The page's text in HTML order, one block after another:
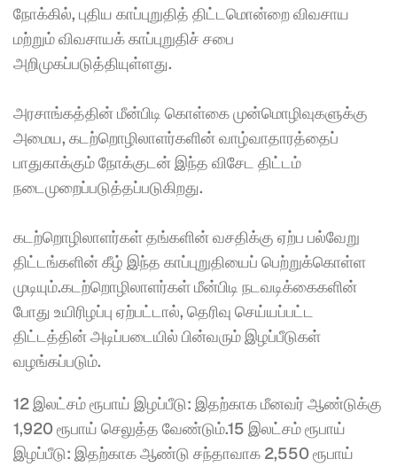
நோக்கில், புதிய காப்புறுதித் திட்டமொன்றை விவசாய
மற்றும் விவசாயக் காப்புறுதிச் சபை
அறிமுகப்படுத்தியுள்ளது.
அரசாங்கத்தின் மீன்பிடி கொள்கை முன்மொழிவுகளுக்கு
அமைய, கடற்றொழிலாளர்களின் வாழ்வாதாரத்தைப்
பாதுகாக்கும் நோக்குடன் இந்த விசேட திட்டம்
நடைமுறைப்படுத்தப்படுகிறது.
கடற்றொழிலாளர்கள் தங்களின் வசதிக்கு ஏற்ப பல்வேறு
திட்டங்களின் கீழ் இந்த காப்புறுதியைப் பெற்றுக்கொள்ள
முடியும்.கடற்றொழிலாளர்கள் மீன்பிடி நடவடிக்கைகளின்
போது உயிரிழப்பு ஏற்பட்டால், தெரிவு செய்யப்பட்ட
திட்டத்தின் அடிப்படையில் பின்வரும் இழப்பீடுகள்
வழங்கப்படும்.
12 இலட்சம் ரூபாய் இழப்பீடு: இதற்காக மீனவர் ஆண்டுக்கு
1,920 ரூபாய் செலுத்த வேண்டும்.15 இலட்சம் ரூபாய்
இழப்பீடு: இதற்காக ஆண்டு சந்தாவாக 2,550 ரூபாய்